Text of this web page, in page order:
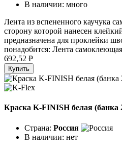
В наличии: много
Лента из вспененного каучука
сторону которой нанесен
предназначена для проклейки
понадобится: Лента
692,52 P
Купить
Краска K-FINISH белая (банка
Страна: Россия
В наличии: нет